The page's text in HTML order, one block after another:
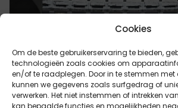
Cookies
Om de beste gebruikerservaring te bieden,
technologieën zoals cookies om
en/of te raadplegen. Door in te stemmen met
kunnen we gegevens zoals surfgedrag of
verwerken. Het niet instemmen of intrekken
kan bepaalde functies en mogelijkheden